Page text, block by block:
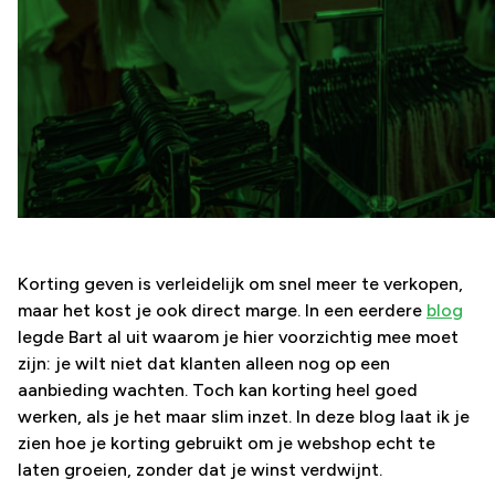
Korting geven is verleidelijk om snel meer te verkopen,
maar het kost je ook direct marge. In een eerdere blog
legde Bart al uit waarom je hier voorzichtig mee moet
zijn: je wilt niet dat klanten alleen nog op een
aanbieding wachten. Toch kan korting heel goed
werken, als je het maar slim inzet. In deze blog laat ik je
zien hoe je korting gebruikt om je webshop echt te
laten groeien, zonder dat je winst verdwijnt.